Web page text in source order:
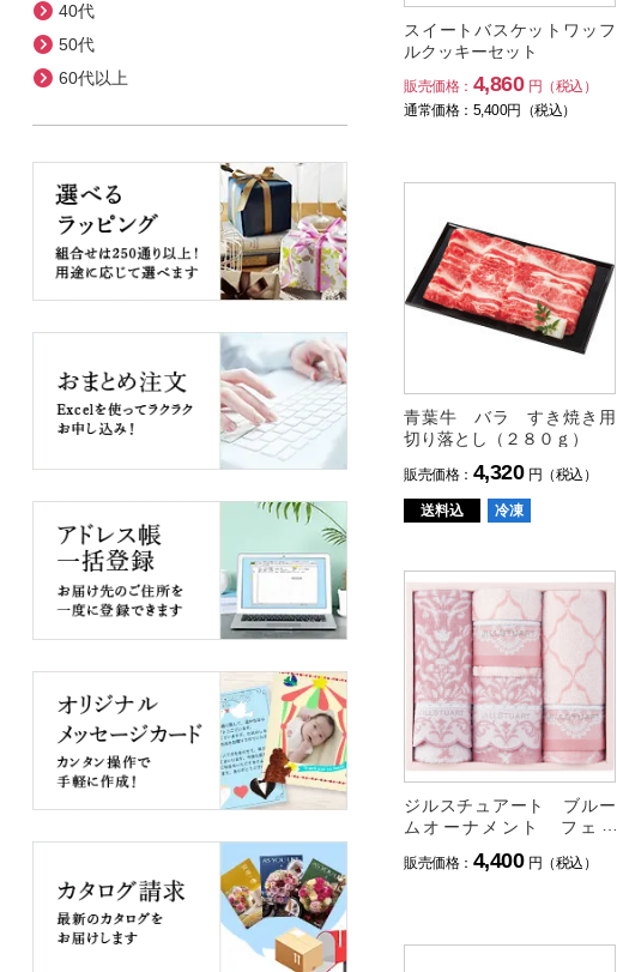
スイートバスケットワッフ
ルクッキーセット
販売価格： 4,860 円（税込）
通常価格： 5,400円（税込）
青葉牛 バラ すき焼き用
切り落とし（２８０ｇ）
販売価格： 4,320 円（税込）
送料込 冷凍
ジルスチュアート ブルー
ムオーナメント フェイ
ス・ウォッシュタオルセッ
ト
販売価格： 4,400 円（税込）
40代
50代
60代以上